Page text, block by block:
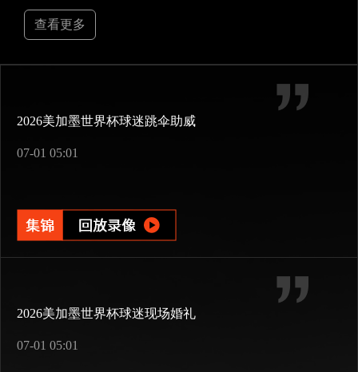
查看更多
2026美加墨世界杯球迷跳伞助威
07-01 05:01
2026美加墨世界杯球迷现场婚礼
07-01 05:01